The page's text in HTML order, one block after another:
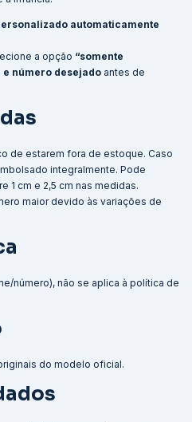
automaticamente
a opção “somente
e número desejado antes de
de estarem fora de estoque. Caso
integralmente. Pode
1 cm e 2,5 cm nas medidas.
maior devido às variações de
número), não se aplica à política de
do modelo oficial.